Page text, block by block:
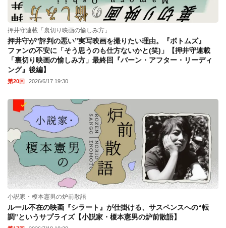
押井守連載「裏切り映画の愉しみ方」
押井守が“評判の悪い”実写映画を撮りたい理由。『ボトムズ』
ファンの不安に「そう思うのも仕方ないかと(笑)」【押井守連載
「裏切り映画の愉しみ方」最終回『バーン・アフター・リーディ
ング』後編】
第20回 2026/6/17 19:30
小説家・榎本憲男の炉前散語
ルール不在の映画『シラート』が仕掛ける、サスペンスへの“転
調”というサプライズ【小説家・榎本憲男の炉前散語】